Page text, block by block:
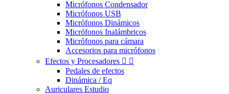
Micrófonos Condensador
Micrófonos USB
Micrófonos Dinámicos
Micrófonos Inalámbricos
Micrófonos para cámara
Accesorios para micrófonos
Efectos y Procesadores  
Pedales de efectos
Dinámica / Eq
Auriculares Estudio